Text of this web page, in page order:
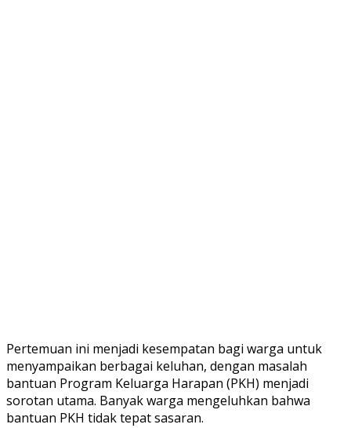
Pertemuan ini menjadi kesempatan bagi warga untuk
menyampaikan berbagai keluhan, dengan masalah
bantuan Program Keluarga Harapan (PKH) menjadi
sorotan utama. Banyak warga mengeluhkan bahwa
bantuan PKH tidak tepat sasaran.